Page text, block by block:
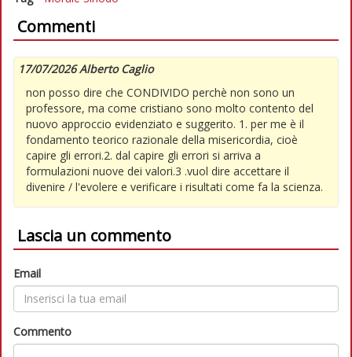
Commenti
17/07/2026 Alberto Caglio
non posso dire che CONDIVIDO perchè non sono un
professore, ma come cristiano sono molto contento del
nuovo approccio evidenziato e suggerito. 1. per me è il
fondamento teorico razionale della misericordia, cioè
capire gli errori.2. dal capire gli errori si arriva a
formulazioni nuove dei valori.3 .vuol dire accettare il
divenire / l'evolere e verificare i risultati come fa la scienza.
Lascia un commento
Email
Commento